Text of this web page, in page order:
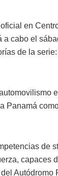
en
cabo el
de la
Panamá
de
capaces
Autódromo